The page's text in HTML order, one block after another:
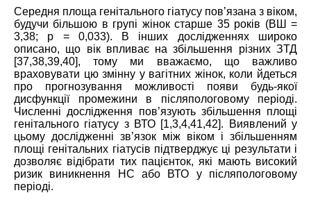
Середня площа генітального гіатусу пов’язана з віком,
будучи більшою в групі жінок старше 35 років (ВШ =
3,38; р = 0,033). В інших дослідженнях широко
описано, що вік впливає на збільшення різних ЗТД
[37,38,39,40], тому ми вважаємо, що важливо
враховувати цю змінну у вагітних жінок, коли йдеться
про прогнозування можливості появи будь-якої
дисфункції промежини в післяпологовому періоді.
Численні дослідження пов’язують збільшення площі
генітального гіатусу з ВТО [1,3,4,41,42]. Виявлений у
цьому дослідженні зв’язок між віком і збільшенням
площі генітальних гіатусів підтверджує ці результати і
дозволяє відібрати тих пацієнток, які мають високий
ризик виникнення НС або ВТО у післяпологовому
періоді.